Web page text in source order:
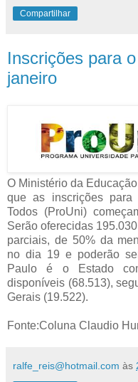
Compartilhar
Inscrições para
janeiro
O Ministério da
que as inscrições para
Todos (ProUni)
Serão oferecidas
parciais, de 50% da
no dia 19 e poderão
Paulo é o Estado
disponíveis (68.513),
Gerais (19.522).
Fonte:Coluna Claudio
ralfe_reis@hotmail.com às